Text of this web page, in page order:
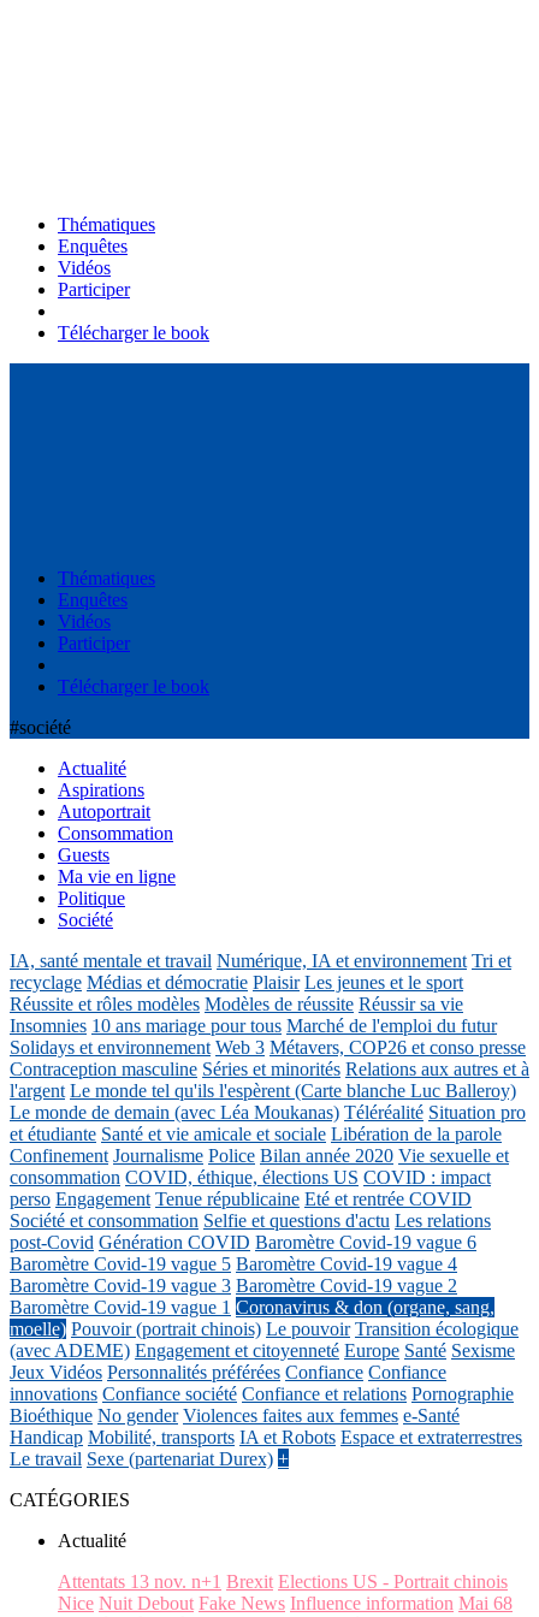
Thématiques
Enquêtes
Vidéos
Participer
Télécharger le book
Thématiques
Enquêtes
Vidéos
Participer
Télécharger le book
#société
Actualité
Aspirations
Autoportrait
Consommation
Guests
Ma vie en ligne
Politique
Société
IA, santé mentale et travail Numérique, IA et environnement Tri et
recyclage Médias et démocratie Plaisir Les jeunes et le sport
Réussite et rôles modèles Modèles de réussite Réussir sa vie
Insomnies 10 ans mariage pour tous Marché de l'emploi du futur
Solidays et environnement Web 3 Métavers, COP26 et conso presse
Contraception masculine Séries et minorités Relations aux autres et à
l'argent Le monde tel qu'ils l'espèrent (Carte blanche Luc Balleroy)
Le monde de demain (avec Léa Moukanas) Téléréalité Situation pro
et étudiante Santé et vie amicale et sociale Libération de la parole
Confinement Journalisme Police Bilan année 2020 Vie sexuelle et
consommation COVID, éthique, élections US COVID : impact
perso Engagement Tenue républicaine Eté et rentrée COVID
Société et consommation Selfie et questions d'actu Les relations
post-Covid Génération COVID Baromètre Covid-19 vague 6
Baromètre Covid-19 vague 5 Baromètre Covid-19 vague 4
Baromètre Covid-19 vague 3 Baromètre Covid-19 vague 2
Baromètre Covid-19 vague 1 Coronavirus & don (organe, sang,
moelle) Pouvoir (portrait chinois) Le pouvoir Transition écologique
(avec ADEME) Engagement et citoyenneté Europe Santé Sexisme
Jeux Vidéos Personnalités préférées Confiance Confiance
innovations Confiance société Confiance et relations Pornographie
Bioéthique No gender Violences faites aux femmes e-Santé
Handicap Mobilité, transports IA et Robots Espace et extraterrestres
Le travail Sexe (partenariat Durex) +
CATÉGORIES
Actualité
Attentats 13 nov. n+1 Brexit Elections US - Portrait chinois
Nice Nuit Debout Fake News Influence information Mai 68